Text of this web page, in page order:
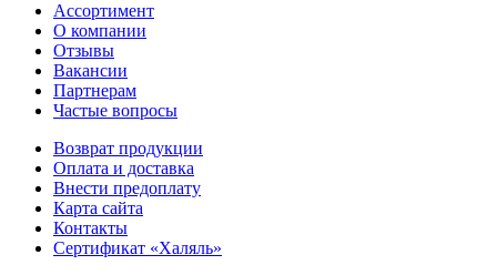
Ассортимент
О компании
Отзывы
Вакансии
Партнерам
Частые вопросы
Возврат продукции
Оплата и доставка
Внести предоплату
Карта сайта
Контакты
Сертификат «Халяль»